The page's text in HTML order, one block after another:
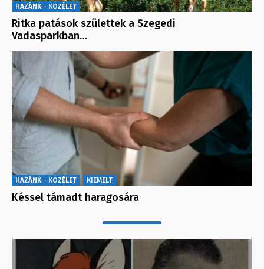
HAZÁNK - KÖZÉLET
Ritka patások születtek a Szegedi
Vadasparkban…
HAZÁNK - KÖZÉLET KIEMELT
Késsel támadt haragosára